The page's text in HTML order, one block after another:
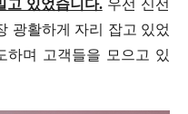
고 있었습니다.우선 신선
광활하게 자리 잡고 있었
하며 고객들을 모으고 있